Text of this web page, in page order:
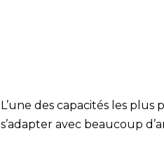
L’une des capacités les plus
s’adapter avec beaucoup